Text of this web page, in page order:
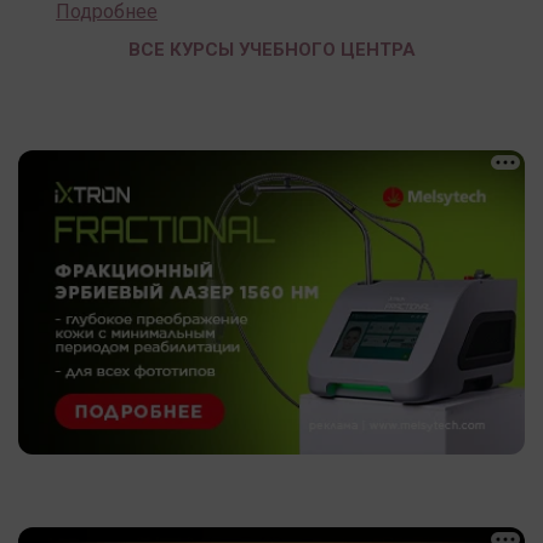
Подробнее
ВСЕ КУРСЫ УЧЕБНОГО ЦЕНТРА